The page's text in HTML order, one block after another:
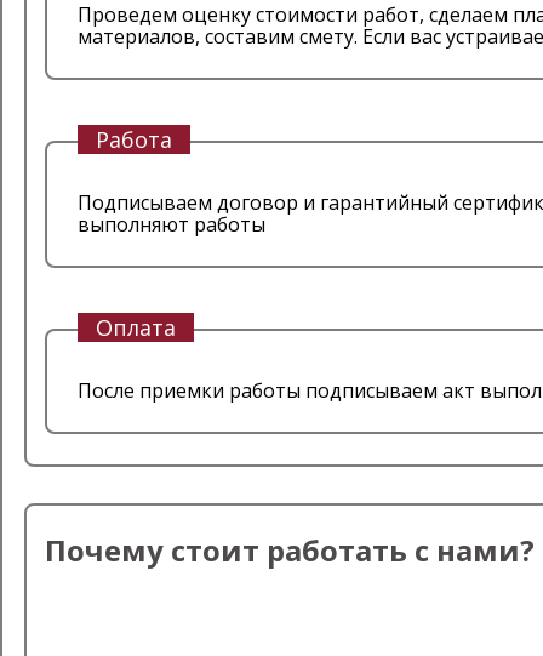
Проведем оценку стоимости работ, сделаем
материалов, составим смету. Если вас
Работа
Подписываем договор и гарантийный
выполняют работы
Оплата
После приемки работы подписываем акт
Почему стоит работать с нами?